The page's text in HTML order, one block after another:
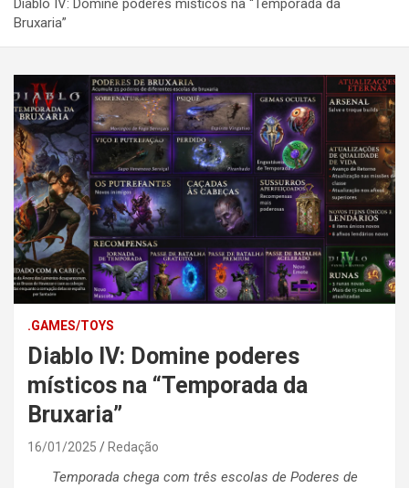
Diablo IV: Domine poderes místicos na “Temporada da
Bruxaria”
.GAMES/TOYS
Diablo IV: Domine poderes
místicos na “Temporada da
Bruxaria”
16/01/2025 Redação
Temporada chega com três escolas de Poderes de